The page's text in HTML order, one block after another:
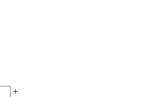
+